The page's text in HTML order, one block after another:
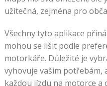
užitečná, zejména pro
Všechny tyto aplikace
mohou se lišit podle
motorkáře. Důležité je
vyhovuje vašim potřebám,
každou jízdu na motorce a